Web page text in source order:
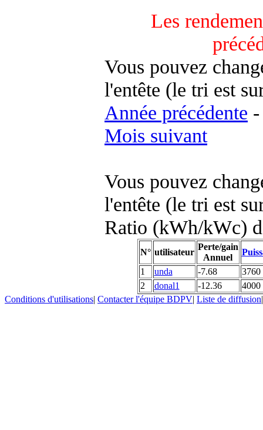
Les
Vous pouvez
l'entête (le tri est
Année précédente -
Mois suivant
Vous pouvez
l'entête (le tri est
Ratio (kWh/kWc)
N° utilisateur
Perte/gain
Annuel
1
unda -7.68
3760
2
donal1 -12.36
4000
Conditions d'utilisations| Contacter l'équipe BDPV| Liste de diffusion